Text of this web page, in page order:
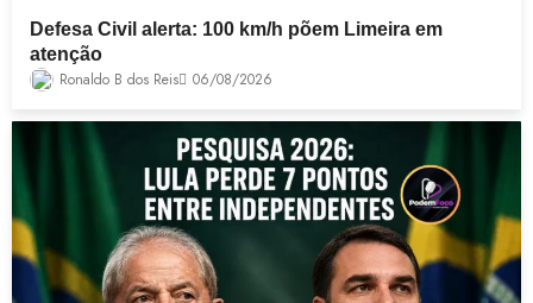
Defesa Civil alerta: 100 km/h põem Limeira em
atenção
Ronaldo B dos Reis 06/08/2026